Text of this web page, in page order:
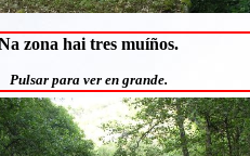
zona hai tres muíños.
Pulsar para ver en grande.